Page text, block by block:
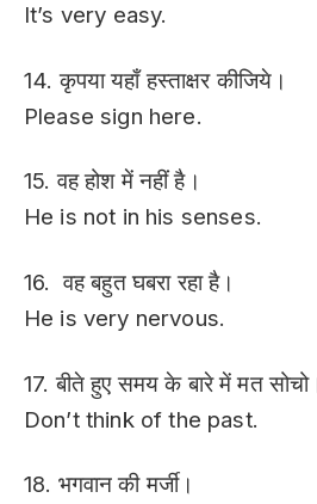
It’s very easy.
14. कृपया यहाँ हस्ताक्षर कीजिये।
Please sign here.
15. वह होश में नहीं है।
He is not in his senses.
16. वह बहुत घबरा रहा है।
He is very nervous.
17. बीते हुए समय के बारे में मत
Don’t think of the past.
18. भगवान की मर्जी।